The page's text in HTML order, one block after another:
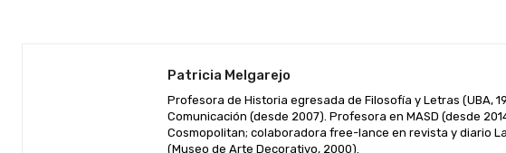
Patricia Melgarejo
Profesora de Historia egresada de Filosofía y Letras (UBA,
Comunicación (desde 2007). Profesora en MASD (desde
Cosmopolitan; colaboradora free-lance en revista y diario
(Museo de Arte Decorativo, 2000).